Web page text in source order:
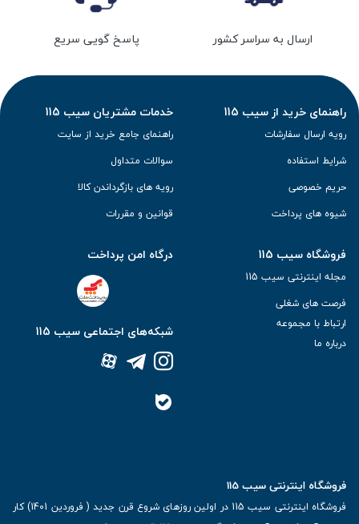
ارسال به سراسر کشور پاسخ گویی سریع
راهنمای خرید از سیب 115
رویه ارسال سفارشات
شرایط استفاده
حریم خصوصی
شیوه های پرداخت
خدمات مشتریان سیب 115
راهنمای جامع خرید از سایت
سوالات متداول
رویه های بازگرداندن کالا
قوانین و مقررات
فروشگاه سیب 115
مجله اینترنتی سیب 115
فرصت های شغلی
ارتباط با مجموعه
درباره ما
درگاه امن پرداخت
شبکه‌های اجتماعی سیب 115
فروشگاه اینترنتی سیب 115
فروشگاه اینترنتی سیب 115 در اولین روزهای شروع قرن جدید ( فروردین 1401) کار